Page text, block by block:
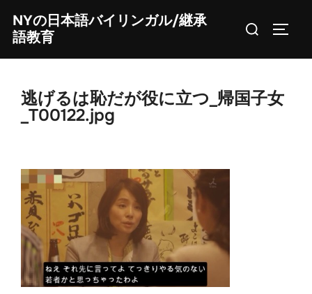
content
NYの日本語バイリンガル/継承
語教育
Search
逃げるは恥だが役に立つ_帰国子女
_T00122.jpg